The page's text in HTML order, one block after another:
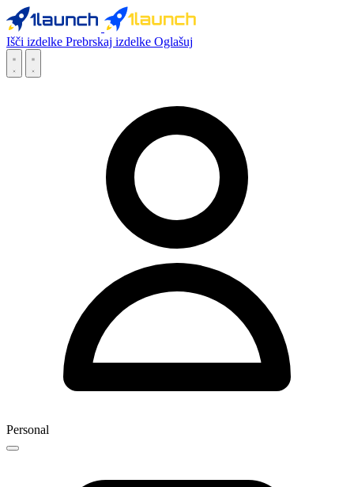
Išči izdelke Prebrskaj izdelke Oglašuj
Personal